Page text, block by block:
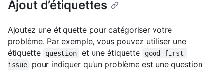
Ajout d’étiquettes
Ajoutez une étiquette pour catégoriser votre
problème. Par exemple, vous pouvez utiliser une
étiquette
question et une étiquette
good first
issue
pour indiquer qu’un problème est une question